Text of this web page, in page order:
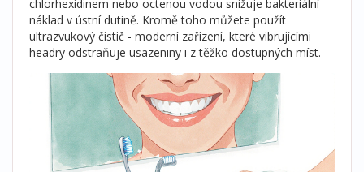
chlorhexidinem nebo octenou vodou snižuje bakteriální
náklad v ústní dutině. Kromě toho můžete použít
ultrazvukový čistič - moderní zařízení, které vibrujícími
headry odstraňuje usazeniny i z těžko dostupných míst.